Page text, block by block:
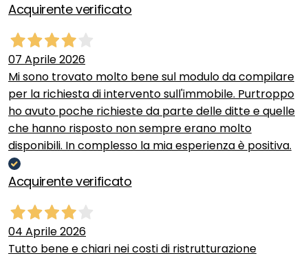
Acquirente verificato
07 Aprile 2026
Mi sono trovato molto bene sul modulo da compilare
per la richiesta di intervento sull'immobile. Purtroppo
ho avuto poche richieste da parte delle ditte e quelle
che hanno risposto non sempre erano molto
disponibili. In complesso la mia esperienza è positiva.
Acquirente verificato
04 Aprile 2026
Tutto bene e chiari nei costi di ristrutturazione